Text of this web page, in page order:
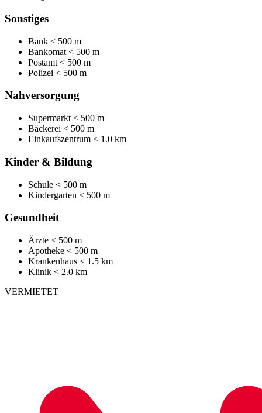
Sonstiges
Bank < 500 m
Bankomat < 500 m
Postamt < 500 m
Polizei < 500 m
Nahversorgung
Supermarkt < 500 m
Bäckerei < 500 m
Einkaufszentrum < 1.0 km
Kinder & Bildung
Schule < 500 m
Kindergarten < 500 m
Gesundheit
Ärzte < 500 m
Apotheke < 500 m
Krankenhaus < 1.5 km
Klinik < 2.0 km
VERMIETET